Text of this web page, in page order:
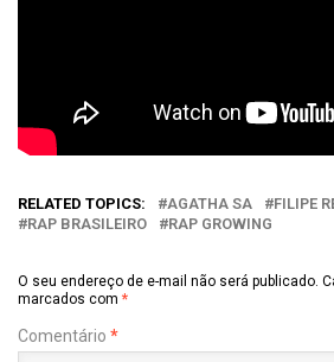
RELATED TOPICS: AGATHA SA FILIPE
RAP BRASILEIRO
RAP GROWING
O seu endereço de e-mail não será publicado.
marcados com *
Comentário *